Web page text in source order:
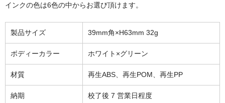
インクの色は6色の中からお選び頂けます。
製品サイズ 39mm角×H63mm 32g
ボディーカラー ホワイト×グリーン
材質 再生ABS、再生POM、再生PP
納期 校了後 7 営業日程度